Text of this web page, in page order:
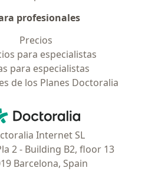
profesionales
Precios
para especialistas
para especialistas
de los Planes Doctoralia
Doctoralia - Página de inicio
Internet SL
2 - Building B2, floor 13
Barcelona, Spain